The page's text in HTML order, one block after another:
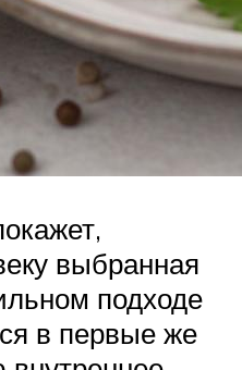
выбранная
подходе
в первые же